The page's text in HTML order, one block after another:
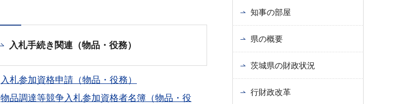
入札手続き関連（物品・役務）
入札参加資格申請（物品・役務）
物品調達等競争入札参加資格者名簿（物品・役
知事の部屋
県の概要
茨城県の財政状況
行財政改革